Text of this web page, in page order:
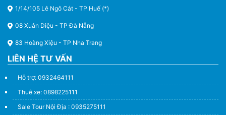
1/14/105 Lê Ngô Cát - TP Huế (*)
08 Xuân Diệu - TP Đà Nẵng
83 Hoàng Xiệu - TP Nha Trang
LIÊN HỆ TƯ VẤN
Hỗ trợ: 0932464111
Thuê xe: 0898225111
Sale Tour Nội Địa : 0935275111